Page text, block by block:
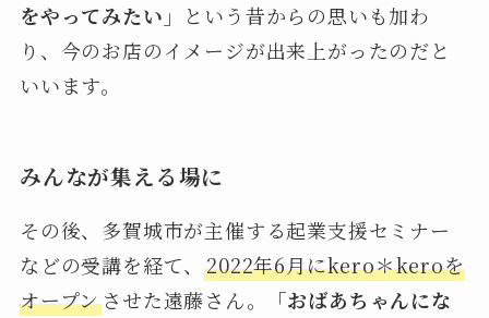
をやってみたい」
という昔からの思いも加わ
り、今のお店のイメージが出来上がったのだと
いいます。
みんなが集える場に
その後、多賀城市が主催する起業支援セミナー
などの受講を経て、2022年6月にkero＊keroを
オープンさせた遠藤さん。
「おばあちゃんにな